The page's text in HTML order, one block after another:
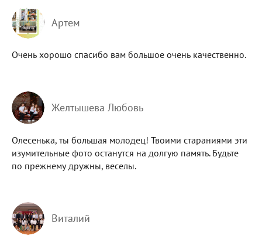
Артем
Очень хорошо спасибо вам большое очень качественно.
Желтышева Любовь
Олесенька, ты большая молодец! Твоими стараниями эти
изумительные фото останутся на долгую память. Будьте
по прежнему дружны, веселы.
Виталий